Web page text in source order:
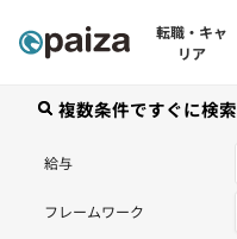
転職・キャ
リア
求人検索
複数条件ですぐに検索
給与
フレームワーク